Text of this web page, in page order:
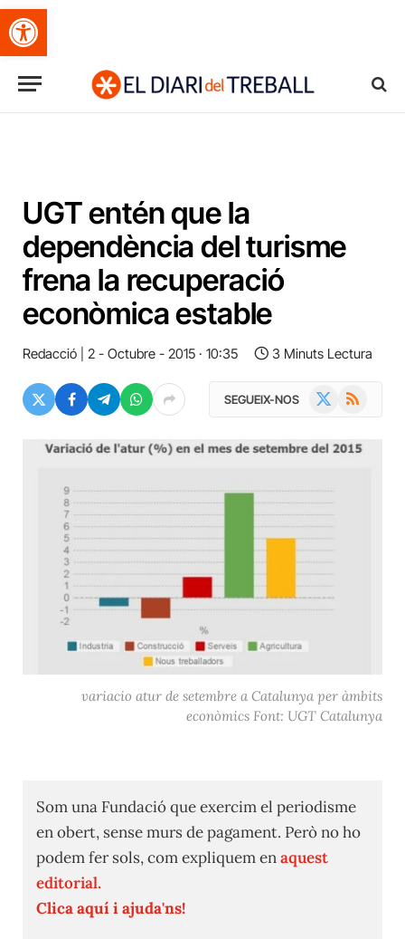
Obre la barra d'eines
UGT entén que la
dependència del turisme
frena la recuperació
econòmica estable
Redacció 2 - Octubre - 2015 · 10:35 3 Minuts Lectura
SEGUEIX-NOS RSS
variacio atur de setembre a Catalunya per àmbits
econòmics Font: UGT Catalunya
Som una Fundació que exercim el periodisme
en obert, sense murs de pagament. Però no ho
podem fer sols, com expliquem enaquest
editorial.
Clica aquí i ajuda'ns!